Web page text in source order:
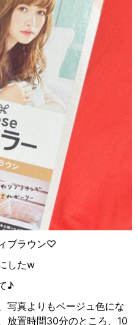
ブラウン♡
したw
♪
写真よりもベージュ色にな
放置時間30分のところ、 10